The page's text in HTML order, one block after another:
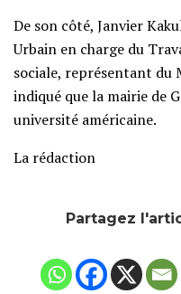
De son côté, Janvier
Urbain en charge du
sociale, représentant du
indiqué que la mairie de
université américaine.
La rédaction
Partagez